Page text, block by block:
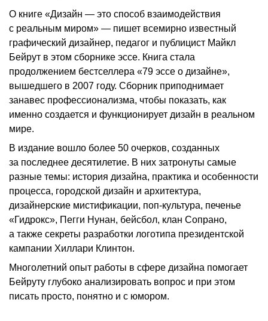
О книге «Дизайн — это способ взаимодействия
с реальным миром» — пишет всемирно известный
графический дизайнер, педагог и публицист Майкл
Бейрут в этом сборнике эссе. Книга стала
продолжением бестселлера «79 эссе о дизайне»,
вышедшего в 2007 году. Сборник приподнимает
занавес профессионализма, чтобы показать, как
именно создается и функционирует дизайн в реальном
мире.
В издание вошло более 50 очерков, созданных
за последнее десятилетие. В них затронуты самые
разные темы: история дизайна, практика и особенности
процесса, городской дизайн и архитектура,
дизайнерские мистификации, поп-культура, печенье
«Гидрокс», Пегги Нунан, бейсбол, клан Сопрано,
а также секреты разработки логотипа президентской
кампании Хиллари Клинтон.
Многолетний опыт работы в сфере дизайна помогает
Бейруту глубоко анализировать вопрос и при этом
писать просто, понятно и с юмором.